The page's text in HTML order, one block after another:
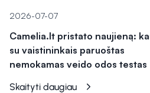
2026-07-07
Camelia.lt pristato naujieną:
su vaistininkais paruoštas
nemokamas veido odos testas
Skaityti daugiau